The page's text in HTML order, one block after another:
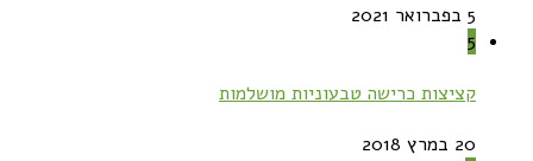
5 בפברואר 2021
5
קציצות כרישה טבעוניות מושלמות
20 במרץ 2018